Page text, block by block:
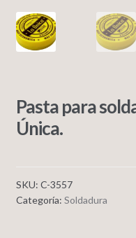
Pasta para
Única.
SKU: C-3557
Categoría: Soldadura